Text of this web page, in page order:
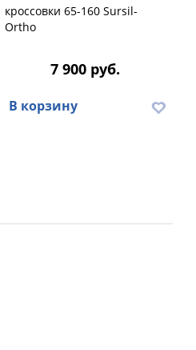
кроссовки 65-160 Sursil-
Ortho
7 900 руб.
В корзину